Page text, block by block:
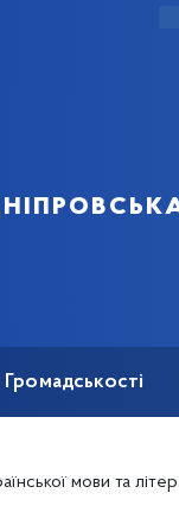
Громадськості
літератури НВК «Домінанта» - переможець